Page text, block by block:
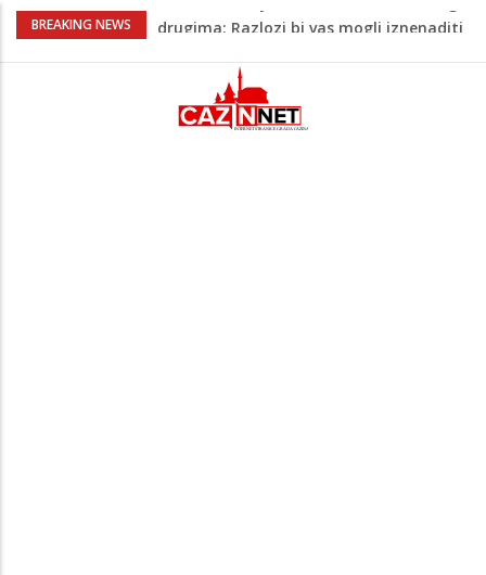
BREAKING NEWS
Barbarez o igračima iz dijaspore: Da su
"birali", a ne pripadali
Cazin: Bećirović i Ogrešević otvorili Muzej
„Kuća Nurije Pozderca“